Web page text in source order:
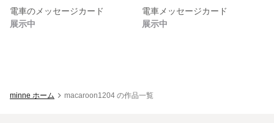
電車のメッセージカード
展示中
電車メッセージカード
展示中
minne ホーム macaroon1204 の作品一覧